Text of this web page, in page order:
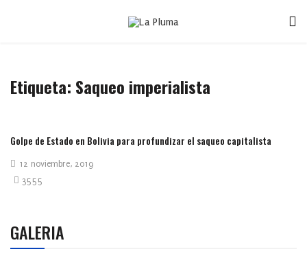
Etiqueta: Saqueo imperialista
Golpe de Estado en Bolivia para profundizar el saqueo capitalista
12 noviembre, 2019
3555
GALERIA